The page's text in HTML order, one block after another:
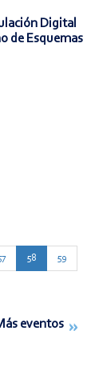
Digital
de Esquemas
58 59
eventos